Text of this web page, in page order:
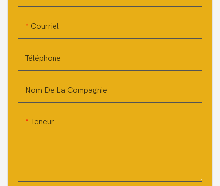
Courriel
Téléphone
Nom De La Compagnie
Teneur